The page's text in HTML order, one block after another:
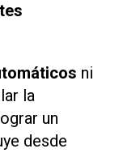
ni
la
un
desde